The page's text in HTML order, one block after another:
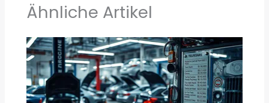
Ähnliche Artikel